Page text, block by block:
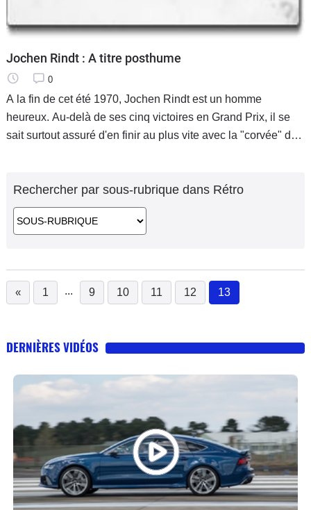
Jochen Rindt : A titre posthume
0
A la fin de cet été 1970, Jochen Rindt est un homme
heureux. Au-delà de ses cinq victoires en Grand Prix, il se
sait surtout assuré d'en finir au plus vite avec la "corvée" du
Rechercher par sous-rubrique dans Rétro
« 1 ... 9 10 11 12 13
(current)
DERNIÈRES VIDÉOS